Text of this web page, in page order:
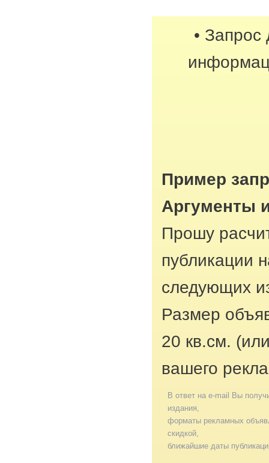
• Запрос
Пример
Аргументы
Прошу
публикации
следующих
Размер
20 кв.см.
вашего
В ответ на e-mail Вы
издания,
форматы рекламных
скидкой,
ближайшие даты